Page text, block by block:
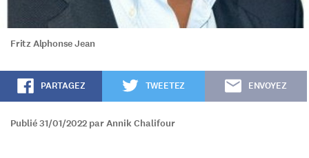
Fritz Alphonse Jean
PARTAGEZ TWEETEZ ENVOYEZ
Publié 31/01/2022 par Annik Chalifour